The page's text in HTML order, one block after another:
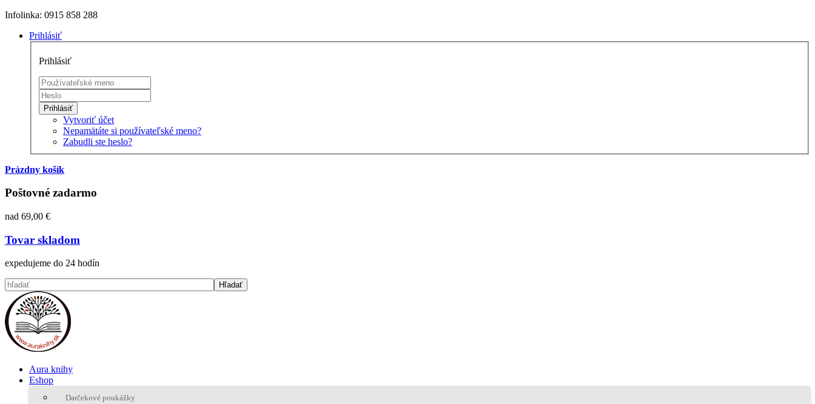
Infolinka: 0915 858 288
Prihlásiť
Prihlásiť
Prihlásiť
Vytvoriť účet
Nepamätáte si používateľské meno?
Zabudli ste heslo?
Prázdny košík
Poštovné zadarmo
nad 69,00 €
Tovar skladom
expedujeme do 24 hodín
Aura knihy
Eshop
Darčekové poukážky